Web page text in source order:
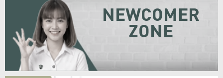
NEWCOMER
ZONE